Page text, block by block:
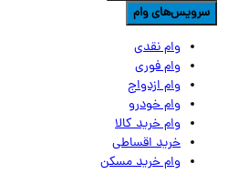
وام
وام نقدی
وام فوری
وام ازدواج
وام خودرو
وام خرید کالا
خرید اقساطی
وام خرید مسکن